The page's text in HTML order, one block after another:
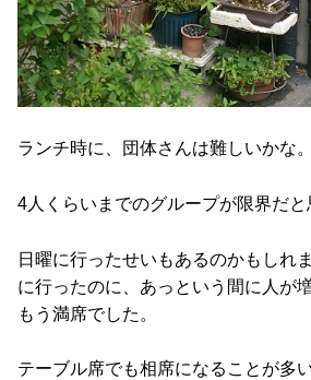
ランチ時に、団体さんは難しいかな。
4人くらいまでのグループが限界だと
日曜に行ったせいもあるのかもしれ
に行ったのに、あっという間に人が
もう満席でした。
テーブル席でも相席になることが多い